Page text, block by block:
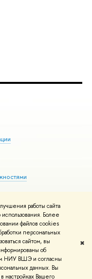
работы сайта
Более
файлов cookies
персональных
сайтом, вы
об
НИУ ВШЭ и согласны
данных. Вы
настройках Вашего
✖
Условия использования
Карта сайта
вШколе дизайна НИУ ВШЭ